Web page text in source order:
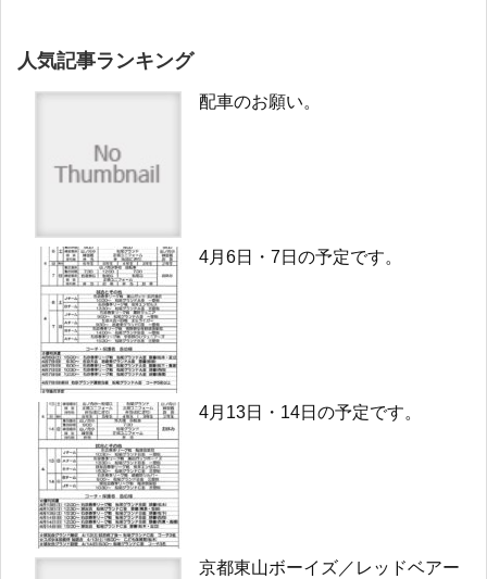
人気記事ランキング
配車のお願い。
4月6日・7日の予定です。
4月13日・14日の予定です。
京都東山ボーイズ／レッドベアー